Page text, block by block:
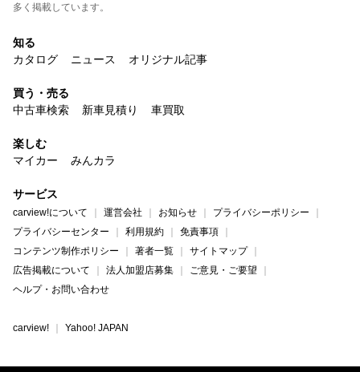
多く掲載しています。
知る
カタログ
ニュース オリジナル記事
買う・売る
中古車検索
新車見積り 車買取
楽しむ
マイカー
みんカラ
サービス
carview!について 運営会社 お知らせ
プライバシーポリシー
プライバシーセンター
利用規約
免責事項
コンテンツ制作ポリシー
著者一覧
サイトマップ
広告掲載について
法人加盟店募集
ご意見・ご要望
ヘルプ・お問い合わせ
carview! Yahoo! JAPAN